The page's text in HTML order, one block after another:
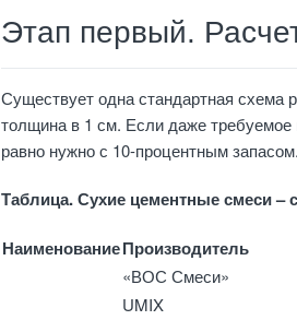
Этап первый.
Существует одна стандартная схема
толщина в 1 см. Если даже требуемое
равно нужно с 10-процентным запасом.
Таблица. Сухие цементные смеси –
НаименованиеПроизводитель
«ВОС Смеси»
UMIX